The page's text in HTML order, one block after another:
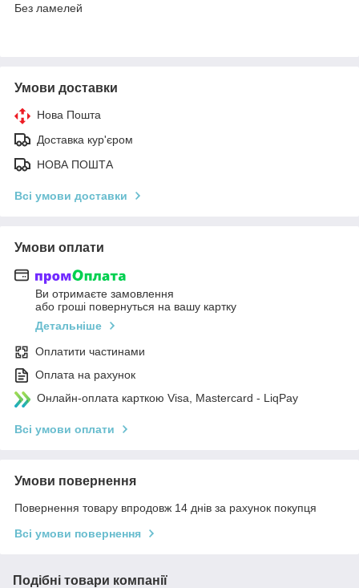
Без ламелей
Умови доставки
Нова Пошта
Доставка кур'єром
НОВА ПОШТА
Всі умови доставки
Умови оплати
Ви отримаєте замовлення
або гроші повернуться на вашу картку
Детальніше
Оплатити частинами
Оплата на рахунок
Онлайн-оплата карткою Visa, Mastercard - LiqPay
Всі умови оплати
Умови повернення
Повернення товару впродовж 14 днів за рахунок покупця
Всі умови повернення
Подібні товари компанії